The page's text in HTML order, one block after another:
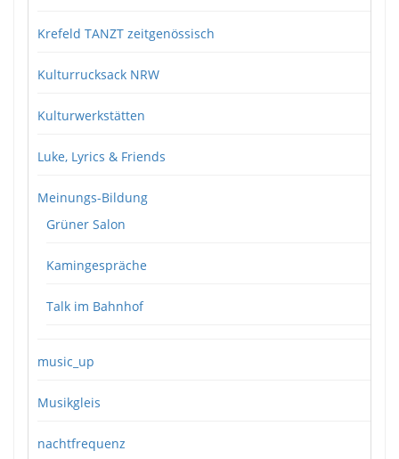
Krefeld TANZT zeitgenössisch
Kulturrucksack NRW
Kulturwerkstätten
Luke, Lyrics & Friends
Meinungs-Bildung
Grüner Salon
Kamingespräche
Talk im Bahnhof
music_up
Musikgleis
nachtfrequenz